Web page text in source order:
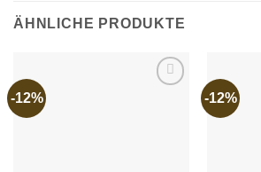
ÄHNLICHE PRODUKTE
-12% -12%